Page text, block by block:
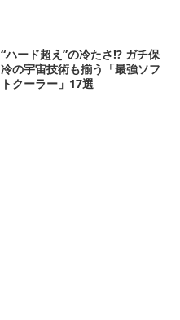
“ハード超え”の冷たさ!? ガチ保
冷の宇宙技術も揃う「最強ソフ
トクーラー」17選